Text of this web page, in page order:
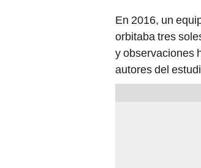
En 2016, un
orbitaba tres
y observaciones
autores del